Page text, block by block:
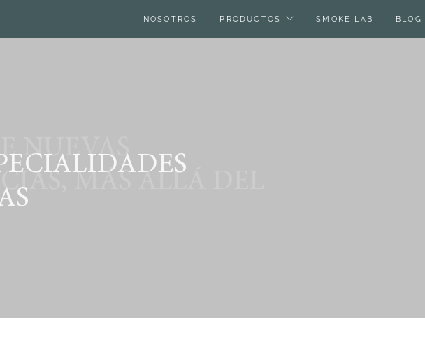
NOSOTROS PRODUCTOS SMOKE LAB BLOG
NUEVAS
MÁS ALLÁ DEL